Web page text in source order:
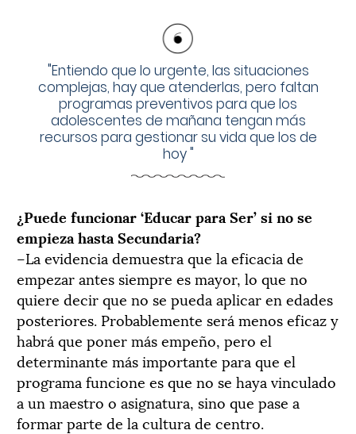
"Entiendo que lo urgente, las situaciones
complejas, hay que atenderlas, pero faltan
programas preventivos para que los
adolescentes de mañana tengan más
recursos para gestionar su vida que los de
hoy"
¿Puede funcionar ‘Educar para Ser’ si no se
empieza hasta Secundaria?
–La evidencia demuestra que la eficacia de
empezar antes siempre es mayor, lo que no
quiere decir que no se pueda aplicar en edades
posteriores. Probablemente será menos eficaz y
habrá que poner más empeño, pero el
determinante más importante para que el
programa funcione es que no se haya vinculado
a un maestro o asignatura, sino que pase a
formar parte de la cultura de centro.